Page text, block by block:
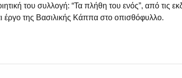
του συλλογή: “Τα πλήθη του ενός”, από τις
έργο της Βασιλικής Κάππα στο οπισθόφυλλο.